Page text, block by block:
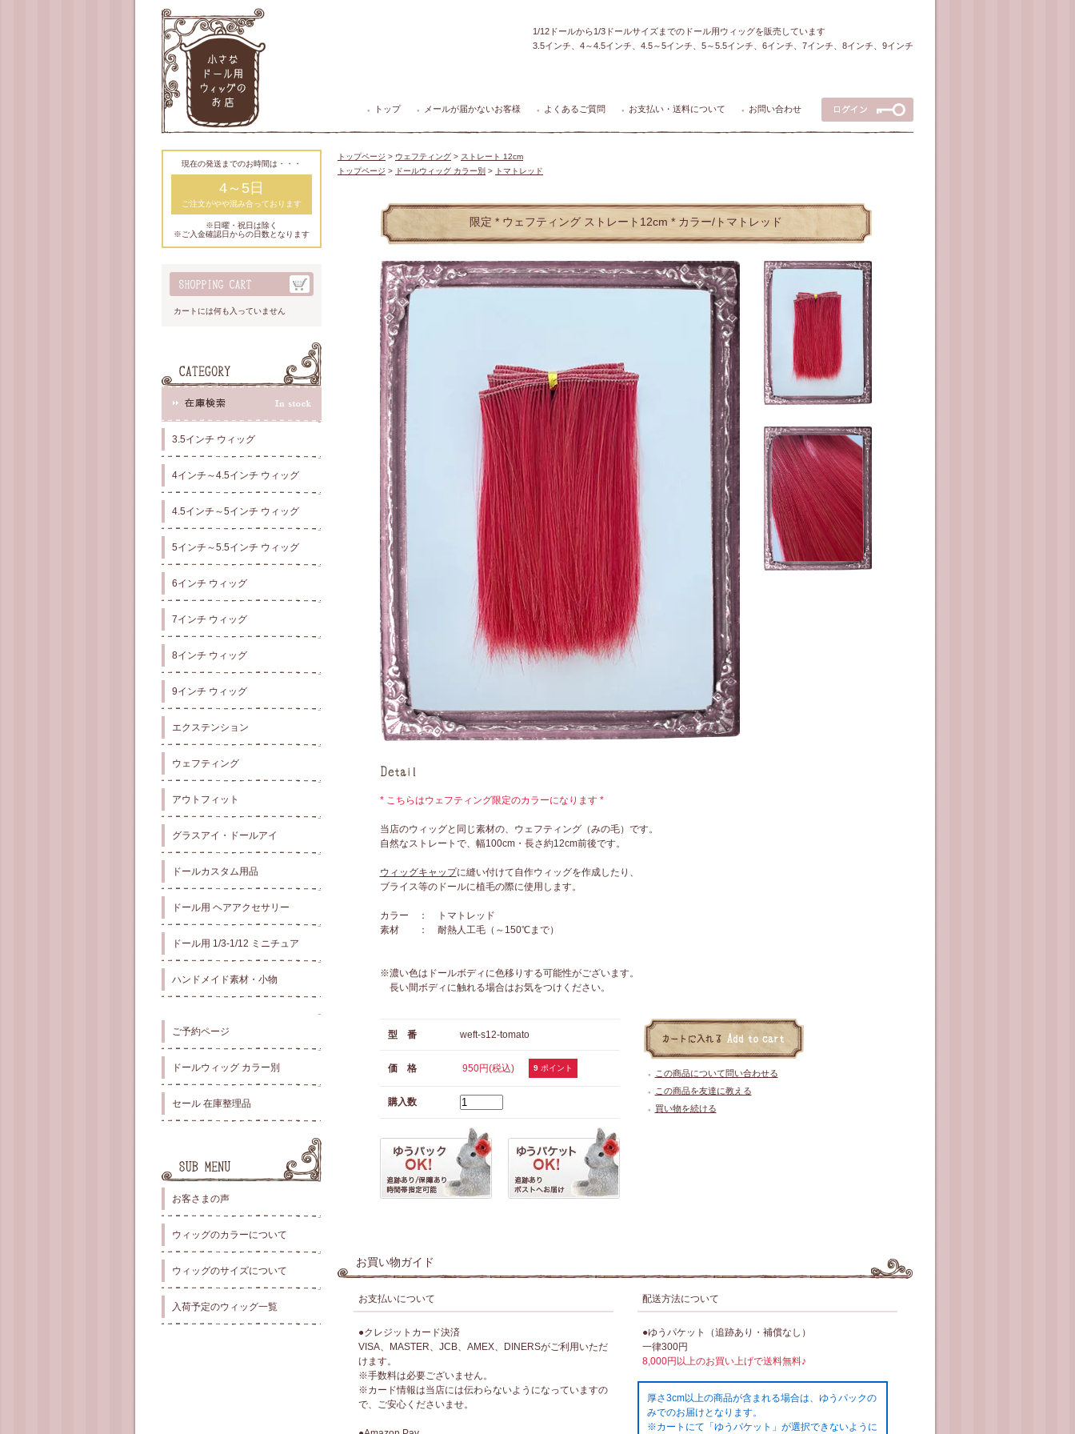
1/12ドールから1/3ドールサイズまでのドール用ウィッグを販売しています
3.5インチ、4～4.5インチ、4.5～5インチ、5～5.5インチ、6インチ、7インチ、8インチ、9インチ
● トップ ● メールが届かないお客様 ● よくあるご質問 ● お支払い・送料について ● お問い合わせ
現在の発送までのお時間は・・・
4～5日
ご注文がやや混み合っております
※日曜・祝日は除く
※ご入金確認日からの日数となります
カートには何も入っていません
3.5インチ ウィッグ
4インチ～4.5インチ ウィッグ
4.5インチ～5インチ ウィッグ
5インチ～5.5インチ ウィッグ
6インチ ウィッグ
7インチ ウィッグ
8インチ ウィッグ
9インチ ウィッグ
エクステンション
ウェフティング
アウトフィット
グラスアイ・ドールアイ
ドールカスタム用品
ドール用 ヘアアクセサリー
ドール用 1/3-1/12 ミニチュア
ハンドメイド素材・小物
ご予約ページ
ドールウィッグ カラー別
セール 在庫整理品
お客さまの声
ウィッグのカラーについて
ウィッグのサイズについて
入荷予定のウィッグ一覧
トップページ > ウェフティング > ストレート 12cm
トップページ > ドールウィッグ カラー別 > トマトレッド
限定 * ウェフティング ストレート12cm * カラー/トマトレッド
* こちらはウェフティング限定のカラーになります *
当店のウィッグと同じ素材の、ウェフティング（みの毛）です。
自然なストレートで、幅100cm・長さ約12cm前後です。
ウィッグキャップに縫い付けて自作ウィッグを作成したり、
ブライス等のドールに植毛の際に使用します。
カラー ： トマトレッド
素材 ： 耐熱人工毛（～150℃まで）
※濃い色はドールボディに色移りする可能性がございます。
長い間ボディに触れる場合はお気をつけください。
型 番 weft-s12-tomato
価 格 950円(税込) 9ポイント
購入数
● この商品について問い合わせる
● この商品を友達に教える
● 買い物を続ける
お買い物ガイド
お支払いについて
●クレジットカード決済
VISA、MASTER、JCB、AMEX、DINERSがご利用いただ
けます。
※手数料は必要ございません。
※カード情報は当店には伝わらないようになっていますの
で、ご安心くださいませ。
配送方法について
●ゆうパケット（追跡あり・補償なし）
一律300円
8,000円以上のお買い上げで送料無料♪
厚さ3cm以上の商品が含まれる場合は、ゆうパックの
みでのお届けとなります。
※カートにて「ゆうパケット」が選択できないように